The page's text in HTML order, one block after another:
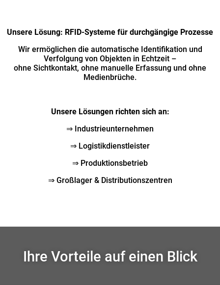
Unsere Lösung: RFID-Systeme für durchgängige Prozesse
Wir ermöglichen die automatische Identifikation und
Verfolgung von Objekten in Echtzeit –
ohne Sichtkontakt, ohne manuelle Erfassung und ohne
Medienbrüche.
Unsere Lösungen richten sich an:
⇒ Industrieunternehmen
⇒ Logistikdienstleister
⇒ Produktionsbetrieb
⇒ Großlager & Distributionszentren
Ihre Vorteile auf einen Blick